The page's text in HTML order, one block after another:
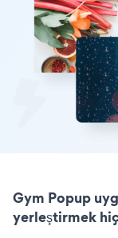
Gym Popup
yerleştirmek